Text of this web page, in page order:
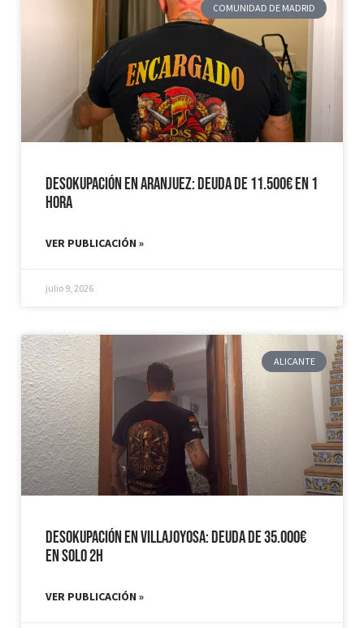
COMUNIDAD DE MADRID
Desokupación en Aranjuez: Deuda de 11.500€ en 1
hora
VER PUBLICACIÓN »
julio 9, 2026
ALICANTE
Desokupación en Villajoyosa: Deuda de 35.000€
en solo 2h
VER PUBLICACIÓN »